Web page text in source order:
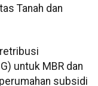
Tanah dan
untuk MBR dan
subsidi